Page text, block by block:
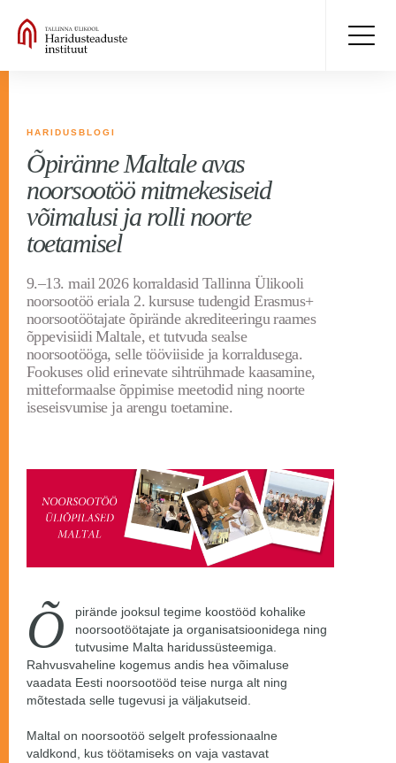
HARIDUSBLOGI
Õpiränne Maltale avas
noorsootöö mitmekesiseid
võimalusi ja rolli noorte
toetamisel
9.–13. mail 2026 korraldasid Tallinna Ülikooli
noorsootöö eriala 2. kursuse tudengid Erasmus+
noorsootöötajate õpirände akrediteeringu raames
õppevisiidi Maltale, et tutvuda sealse
noorsootööga, selle tööviiside ja korraldusega.
Fookuses olid erinevate sihtrühmade kaasamine,
mitteformaalse õppimise meetodid ning noorte
iseseisvumise ja arengu toetamine.
Õ
pirände jooksul tegime koostööd kohalike
noorsootöötajate ja organisatsioonidega ning
tutvusime Malta haridussüsteemiga.
Rahvusvaheline kogemus andis hea võimaluse
vaadata Eesti noorsootööd teise nurga alt ning
mõtestada selle tugevusi ja väljakutseid.
Maltal on noorsootöö selgelt professionaalne
valdkond, kus töötamiseks on vaja vastavat